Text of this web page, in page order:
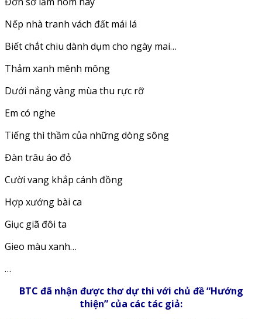
Nếp nhà tranh vách đất mái lá
Biết chắt chiu dành dụm cho ngày mai…
Thảm xanh mênh mông
Dưới nắng vàng mùa thu rực rỡ
Em có nghe
Tiếng thì thầm của những dòng sông
Đàn trâu áo đỏ
Cười vang khắp cánh đồng
Hợp xướng bài ca
Giục giã đôi ta
Gieo màu xanh…
…
BTC đã nhận được thơ dự thi với chủ đề “Hướng
thiện” của các tác giả: